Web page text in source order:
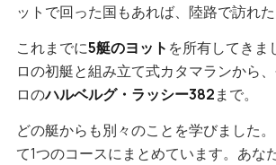
ットで回った国もあれば、陸路で訪れた
これまでに5艇のヨット を所有してきま
ロの初艇と組み立て式カタマランから
ロのハルベルグ・ラッシー382まで。
どの艇からも別々のことを学びました
て1つのコースにまとめています。あな